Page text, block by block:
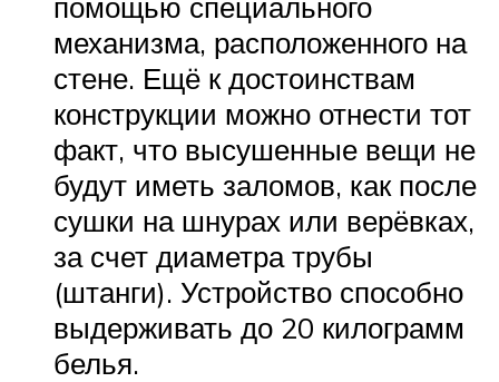
механизма, расположенного на
стене. Ещё к достоинствам
конструкции можно отнести тот
факт, что высушенные вещи не
будут иметь заломов, как после
сушки на шнурах или верёвках,
за счет диаметра трубы
(штанги). Устройство способно
выдерживать до 20 килограмм
белья.